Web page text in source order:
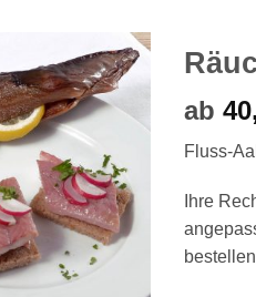
ab
Fluss-
Ihre